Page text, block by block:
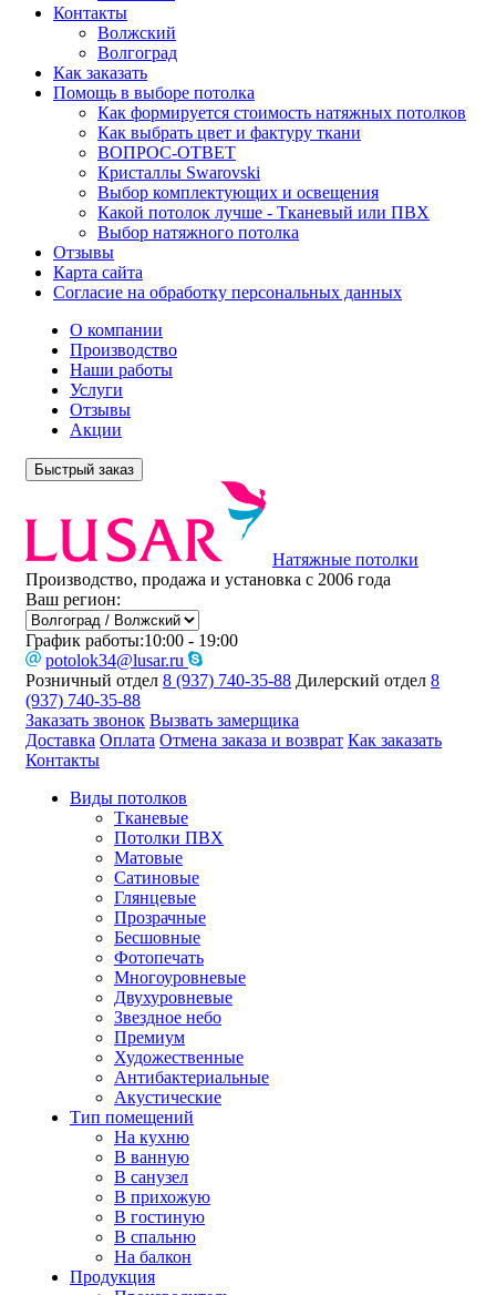
Контакты
Волжский
Волгоград
Как заказать
Помощь в выборе потолка
Как формируется стоимость натяжных потолков
Как выбрать цвет и фактуру ткани
ВОПРОС-ОТВЕТ
Кристаллы Swarovski
Выбор комплектующих и освещения
Какой потолок лучше - Тканевый или ПВХ
Выбор натяжного потолка
Отзывы
Карта сайта
Согласие на обработку персональных данных
О компании
Производство
Наши работы
Услуги
Отзывы
Акции
Быстрый заказ
Натяжные потолки
Производство, продажа и установка с 2006 года
Ваш регион:
График работы:10:00 - 19:00
potolok34@lusar.ru
Розничный отдел 8 (937) 740-35-88 Дилерский отдел 8
(937) 740-35-88
Заказать звонок Вызвать замерщика
Доставка Оплата Отмена заказа и возврат Как заказать
Контакты
Виды потолков
Тканевые
Потолки ПВХ
Матовые
Сатиновые
Глянцевые
Прозрачные
Бесшовные
Фотопечать
Многоуровневые
Двухуровневые
Звездное небо
Премиум
Художественные
Антибактериальные
Акустические
Тип помещений
На кухню
В ванную
В санузел
В прихожую
В гостиную
В спальню
На балкон
Продукция